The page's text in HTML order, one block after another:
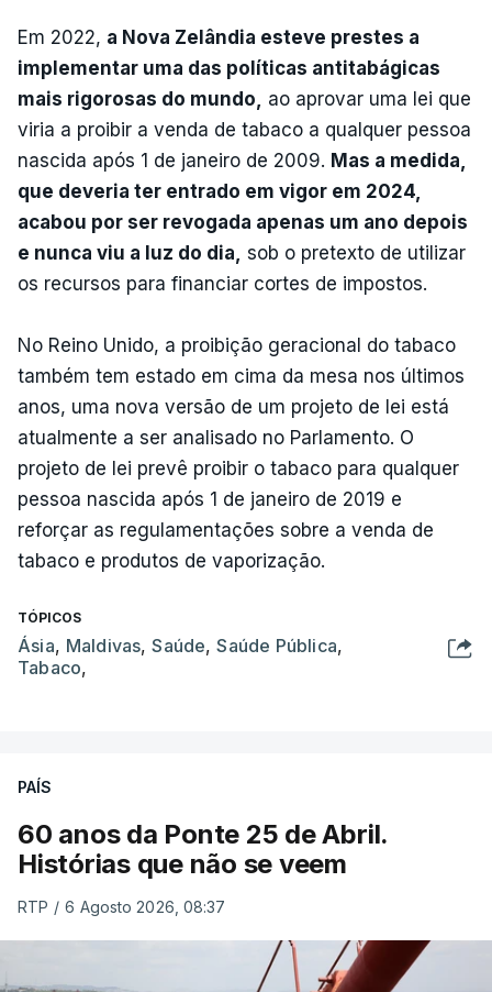
Em 2022, a Nova Zelândia esteve prestes a
implementar uma das políticas antitabágicas
mais rigorosas do mundo,
ao aprovar uma lei que
viria a proibir a venda de tabaco a qualquer pessoa
nascida após 1 de janeiro de 2009. Mas a medida,
que deveria ter entrado em vigor em 2024,
acabou por ser revogada apenas um ano depois
e nunca viu a luz do dia, sob o pretexto de utilizar
os recursos para financiar cortes de impostos.
No Reino Unido, a proibição geracional do tabaco
também tem estado em cima da mesa nos últimos
anos, uma nova versão de um projeto de lei está
atualmente a ser analisado no Parlamento. O
projeto de lei prevê proibir o tabaco para qualquer
pessoa nascida após 1 de janeiro de 2019 e
reforçar as regulamentações sobre a venda de
tabaco e produtos de vaporização.
TÓPICOS
Ásia, Maldivas,Saúde,Saúde Pública,
Tabaco,
PAÍS
60 anos da Ponte 25 de Abril.
Histórias que não se veem
RTP / 6 Agosto 2026, 08:37